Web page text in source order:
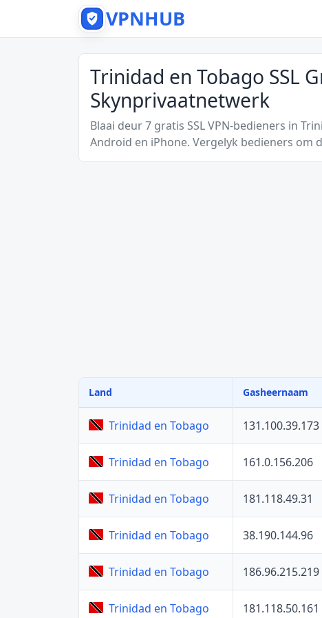
VPNHUB
Trinidad en Tobago SSL
Skynprivaatnetwerk
Blaai deur 7 gratis SSL VPN-bedieners in
Android en iPhone. Vergelyk bedieners om
Land Gasheernaam
Trinidad en Tobago 131.100.39.173
Trinidad en Tobago 161.0.156.206
Trinidad en Tobago 181.118.49.31
Trinidad en Tobago 38.190.144.96
Trinidad en Tobago 186.96.215.219
Trinidad en Tobago 181.118.50.161